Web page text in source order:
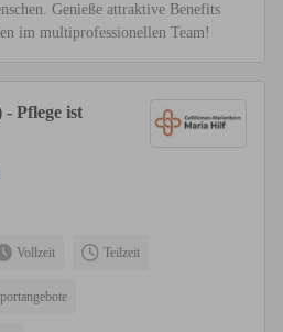
Genieße attraktive Benefits
im multiprofessionellen Team!
Pflege ist
Vollzeit Teilzeit